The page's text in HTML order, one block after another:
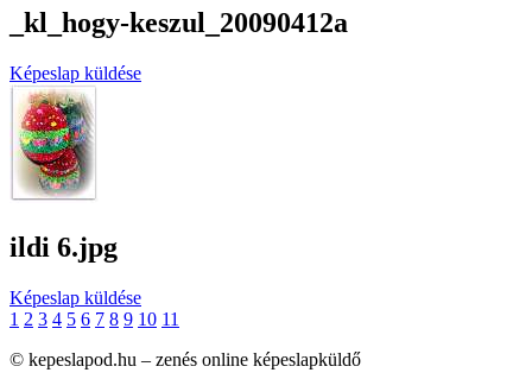
_kl_hogy-keszul_20090412a
Képeslap küldése
ildi 6.jpg
Képeslap küldése
1 2 3 4 5 6 7 8 9 10 11
© kepeslapod.hu – zenés online képeslapküldő